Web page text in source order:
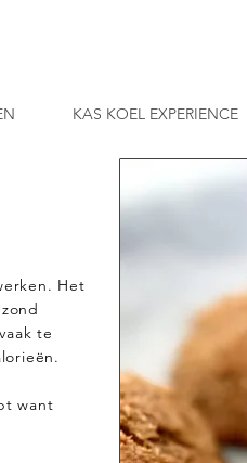
KAS KOEL EXPERIENCE
Het
te
want